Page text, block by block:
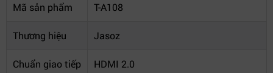
Mã sản phẩm T-A108
Thương hiệu Jasoz
Chuẩn giao tiếp HDMI 2.0